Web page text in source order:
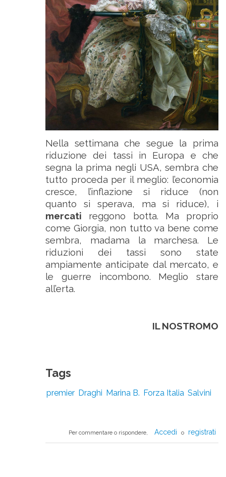
Nella settimana che segue la prima
riduzione dei tassi in Europa e che
segna la prima negli USA, sembra che
tutto proceda per il meglio: l’economia
cresce, l’inflazione si riduce (non
quanto si sperava, ma si riduce), i
mercati reggono botta. Ma proprio
come Giorgia, non tutto va bene come
sembra, madama la marchesa. Le
riduzioni dei tassi sono state
ampiamente anticipate dal mercato, e
le guerre incombono. Meglio stare
all’erta.
IL NOSTROMO
Tags
premier Draghi Marina B. Forza Italia Salvini
Per commentare o rispondere, Accedi o registrati